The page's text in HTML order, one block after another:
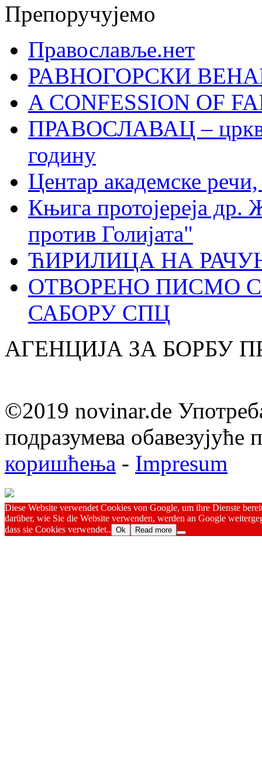
Препоручујемо
Православље.нет
РАВНОГОРСКИ
A CONFESSION OF
ПРАВОСЛАВАЦ –
годину
Центар академске
Књига протојереја др.
против Голијата"
ЋИРИЛИЦА НА
ОТВОРЕНО ПИСМО
САБОРУ СПЦ
АГЕНЦИЈА ЗА БОРБУ
©2019 novinar.de
подразумева обавезујуће
коришћења - Impresum
Diese Website verwendet Cookies von Google, um ihre Dienste
darüber, wie Sie die Website verwenden, werden an Google
dass sie Cookies verwendet.. Ok Read more